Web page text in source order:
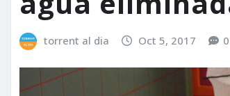
torrent al dia Oct 5, 2017 0